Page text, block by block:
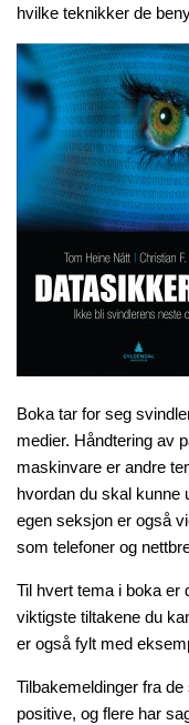
hvilke teknikker de
Boka tar for seg
medier. Håndtering av
maskinvare er andre
hvordan du skal kunne
egen seksjon er også
som telefoner og
Til hvert tema i boka
viktigste tiltakene du
er også fylt med
Tilbakemeldinger fra
positive, og flere har